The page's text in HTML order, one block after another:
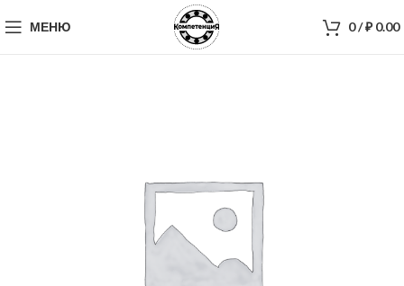
МЕНЮ 0/₽0.00